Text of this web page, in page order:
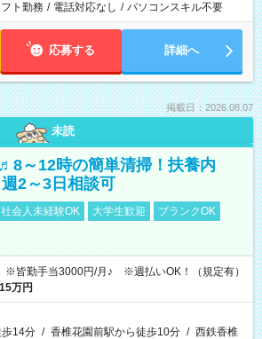
ト勤務 / 電話対応なし / パソコンスキル不要
応募する 詳細へ
掲載日：2026.08.07
未読
～12時の簡単清掃！扶養内
2～3日相談可
社会人未経験OK 大学生歓迎
ブランクOK
皆勤手当3000円/月♪ ※週払いOK！（規定有）
万円
14分 / 香椎花園前駅から徒歩10分 / 西鉄香椎